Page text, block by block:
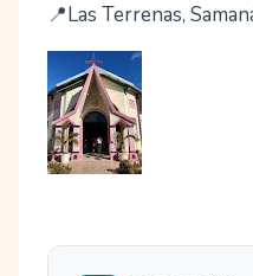
Las Terrenas,